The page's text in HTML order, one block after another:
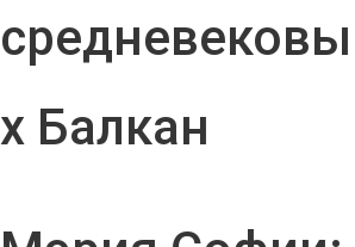
средневековы
х Балкан